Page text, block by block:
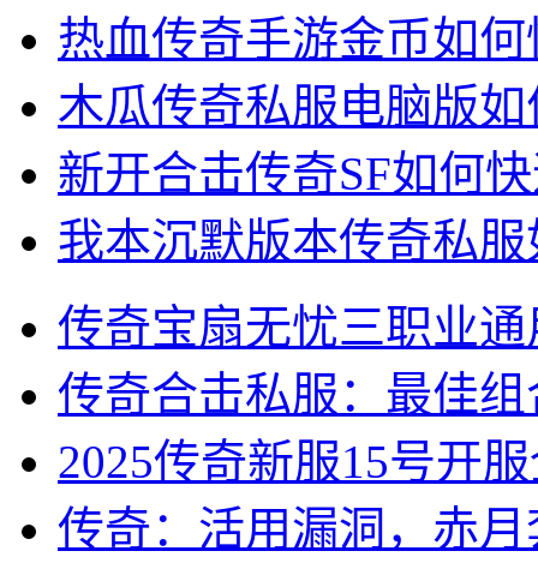
热血传奇手游金币如
木瓜传奇私服电脑版
新开合击传奇SF如何
我本沉默版本传奇私
传奇宝扇无忧三职业
传奇合击私服：最佳
2025传奇新服15号开
传奇：活用漏洞，赤